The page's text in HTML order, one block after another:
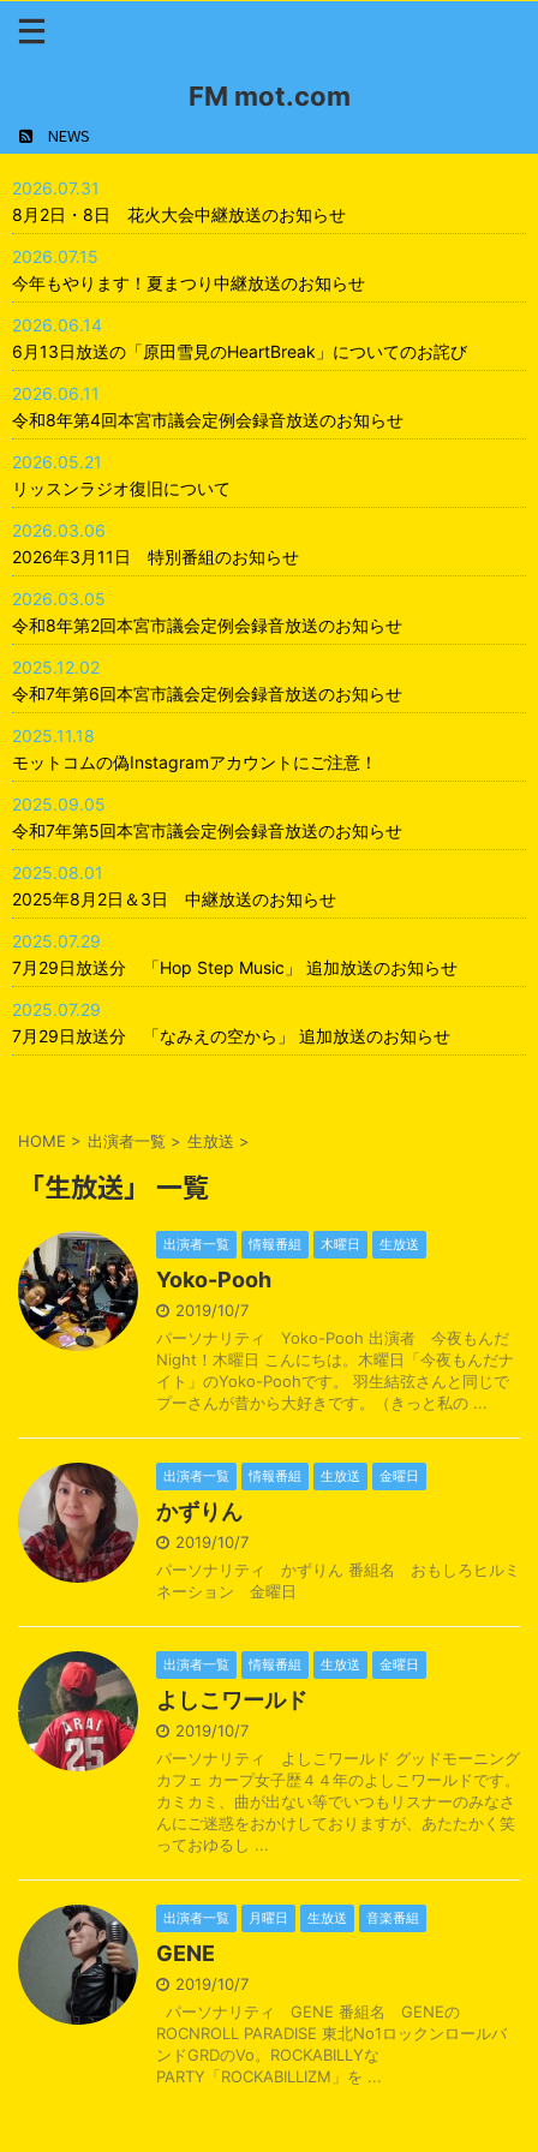
FM mot.com
NEWS
2026.07.31
8月2日・8日 花火大会中継放送のお知らせ
2026.07.15
今年もやります！夏まつり中継放送のお知らせ
2026.06.14
6月13日放送の「原田雪見のHeartBreak」についてのお詫び
2026.06.11
令和8年第4回本宮市議会定例会録音放送のお知らせ
2026.05.21
リッスンラジオ復旧について
2026.03.06
2026年3月11日 特別番組のお知らせ
2026.03.05
令和8年第2回本宮市議会定例会録音放送のお知らせ
2025.12.02
令和7年第6回本宮市議会定例会録音放送のお知らせ
2025.11.18
モットコムの偽Instagramアカウントにご注意！
2025.09.05
令和7年第5回本宮市議会定例会録音放送のお知らせ
2025.08.01
2025年8月2日＆3日 中継放送のお知らせ
2025.07.29
7月29日放送分 「Hop Step Music」 追加放送のお知らせ
2025.07.29
7月29日放送分 「なみえの空から」 追加放送のお知らせ
HOME > 出演者一覧 > 生放送 >
「生放送」 一覧
出演者一覧 情報番組 木曜日 生放送
Yoko-Pooh
2019/10/7
パーソナリティ Yoko-Pooh 出演者 今夜もんだ
Night！木曜日 こんにちは。木曜日「今夜もんだナ
イト」のYoko-Poohです。 羽生結弦さんと同じで
プーさんが昔から大好きです。（きっと私の ...
出演者一覧 情報番組 生放送 金曜日
かずりん
2019/10/7
パーソナリティ かずりん 番組名 おもしろヒルミ
ネーション 金曜日
出演者一覧 情報番組 生放送 金曜日
よしこワールド
2019/10/7
パーソナリティ よしこワールド グッドモーニング
カフェ カープ女子歴４４年のよしこワールドです。
カミカミ、曲が出ない等でいつもリスナーのみなさ
んにご迷惑をおかけしておりますが、あたたかく笑
っておゆるし ...
出演者一覧 月曜日 生放送 音楽番組
GENE
2019/10/7
パーソナリティ GENE 番組名 GENEの
ROCNROLL PARADISE 東北No1ロックンロールバ
ンドGRDのVo。ROCKABILLYな
PARTY「ROCKABILLIZM」を ...